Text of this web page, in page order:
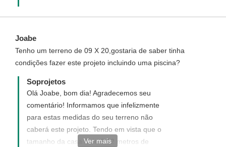
solicitação. Disponha para demais dúvidas.-
Joabe
Tenho um terreno de 09 X 20,gostaria de saber tinha
condições fazer este projeto incluindo uma piscina?
Soprojetos
Olá Joabe, bom dia! Agradecemos seu
comentário! Informamos que infelizmente
para estas medidas do seu terreno não
caberá este projeto. Tendo em vista que o
tamanho da casa é de 9,12 metros de
Ver mais